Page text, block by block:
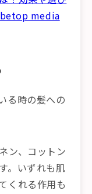
betop media
る時の髪への
ン、コットン
。いずれも肌
くれる作用も